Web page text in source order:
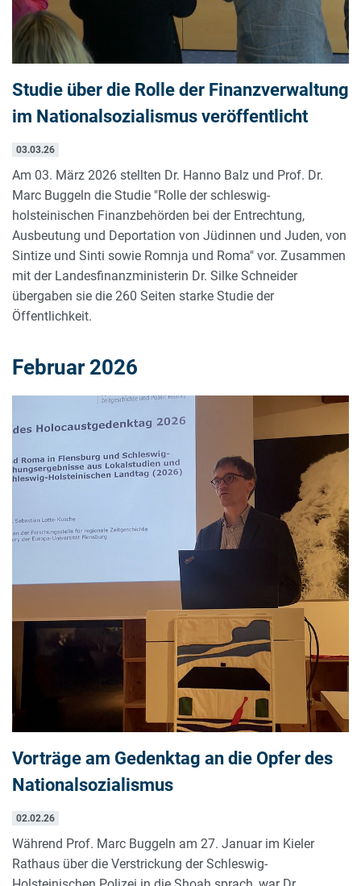
Studie über die Rolle der Finanzverwaltung
im Nationalsozialismus veröffentlicht
03.03.26
Am 03. März 2026 stellten Dr. Hanno Balz und Prof. Dr.
Marc Buggeln die Studie "Rolle der schleswig-
holsteinischen Finanzbehörden bei der Entrechtung,
Ausbeutung und Deportation von Jüdinnen und Juden, von
Sintize und Sinti sowie Romnja und Roma" vor. Zusammen
mit der Landesfinanzministerin Dr. Silke Schneider
übergaben sie die 260 Seiten starke Studie der
Öffentlichkeit.
Februar 2026
Vorträge am Gedenktag an die Opfer des
Nationalsozialismus
02.02.26
Während Prof. Marc Buggeln am 27. Januar im Kieler
Rathaus über die Verstrickung der Schleswig-